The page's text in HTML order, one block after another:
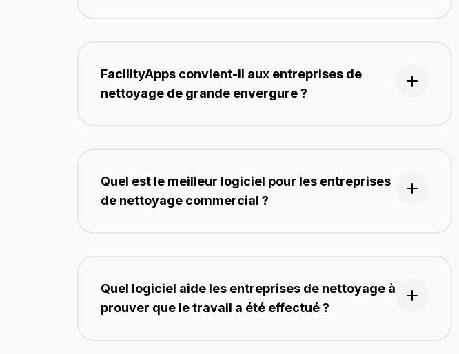
FacilityApps convient-il aux entreprises de
nettoyage de grande envergure ?
Quel est le meilleur logiciel pour les entreprises
de nettoyage commercial ?
Quel logiciel aide les entreprises de nettoyage à
prouver que le travail a été effectué ?